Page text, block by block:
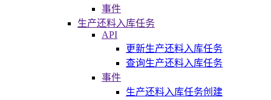
事件
生产还料入库任务
API
更新生产还料入库任务
查询生产还料入库任务
事件
生产还料入库任务创建